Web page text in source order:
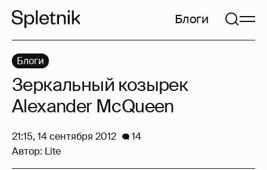
Блоги
Блоги
Зеркальный козырек
Alexander McQueen
21:15, 14 сентября 2012
14
Автор: Lite